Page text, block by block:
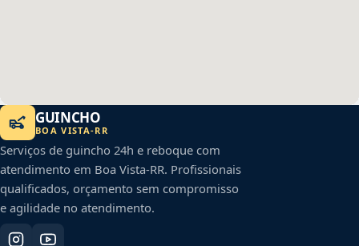
GUINCHO
BOA VISTA-RR
Serviços de guincho 24h e reboque com
atendimento em Boa Vista-RR. Profissionais
qualificados, orçamento sem compromisso
e agilidade no atendimento.